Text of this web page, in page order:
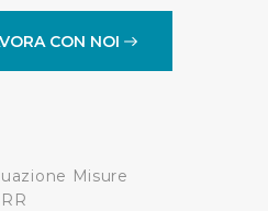
CON NOI
Misure